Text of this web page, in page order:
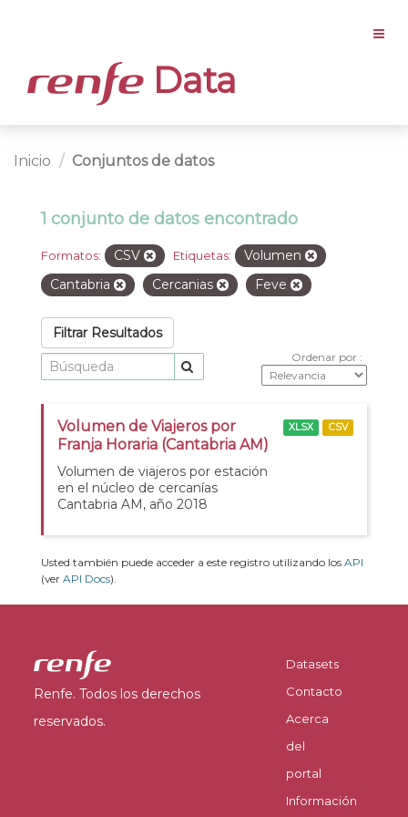
Data
Inicio Conjuntos de datos
1 conjunto de datos encontrado
Formatos: CSV Etiquetas:
Volumen
Cantabria
Cercanias Feve
Filtrar Resultados
Ordenar por
Volumen de Viajeros por
Franja Horaria (Cantabria AM)
Volumen de viajeros por estación
en el núcleo de cercanías
Cantabria AM, año 2018
XLSX CSV
Usted también puede acceder a este registro utilizando los API
(ver API Docs).
Renfe. Todos los derechos
reservados.
Datasets
Contacto
Acerca
del
portal
Información